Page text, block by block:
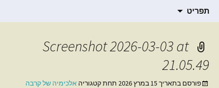
הבלוג של סמדר ברגמן
תרגום חומרים רוחניים
תפריט
Screenshot 2026-03-03 at
21.05.49
פורסם בתאריך 15 במרץ 2026 תחת קטגוריה אלכימיה של קרבה